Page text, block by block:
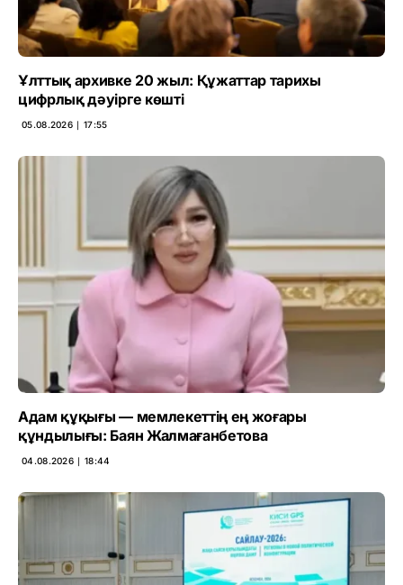
Ұлттық архивке 20 жыл: Құжаттар тарихы
цифрлық дәуірге көшті
05.08.2026 ∣ 17:55
Адам құқығы — мемлекеттің ең жоғары
құндылығы: Баян Жалмағанбетова
04.08.2026 ∣ 18:44